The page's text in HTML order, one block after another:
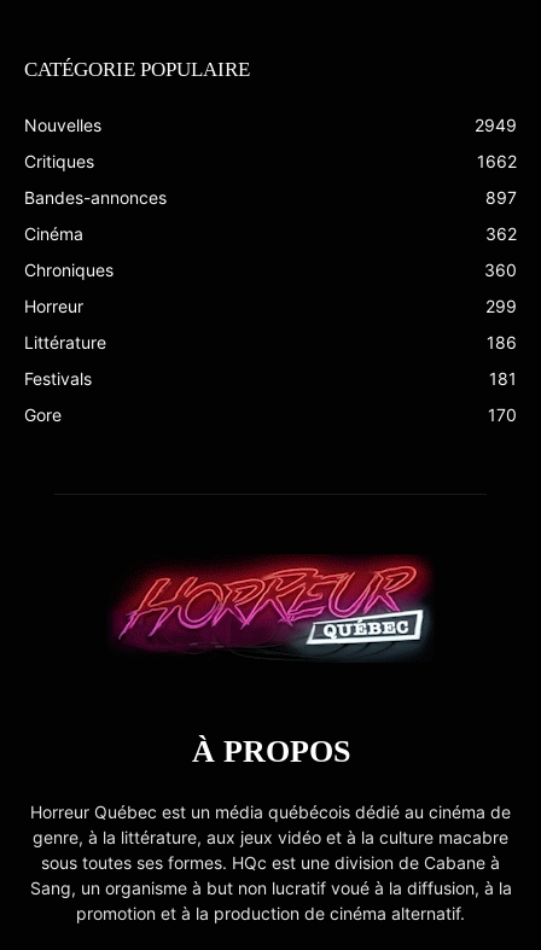
CATÉGORIE POPULAIRE
Nouvelles
2949
Critiques
1662
Bandes-annonces
897
Cinéma
362
Chroniques
360
Horreur
299
Littérature
186
Festivals
181
Gore
170
À PROPOS
Horreur Québec est un média québécois dédié au cinéma de
genre, à la littérature, aux jeux vidéo et à la culture macabre
sous toutes ses formes. HQc est une division de Cabane à
Sang, un organisme à but non lucratif voué à la diffusion, à la
promotion et à la production de cinéma alternatif.